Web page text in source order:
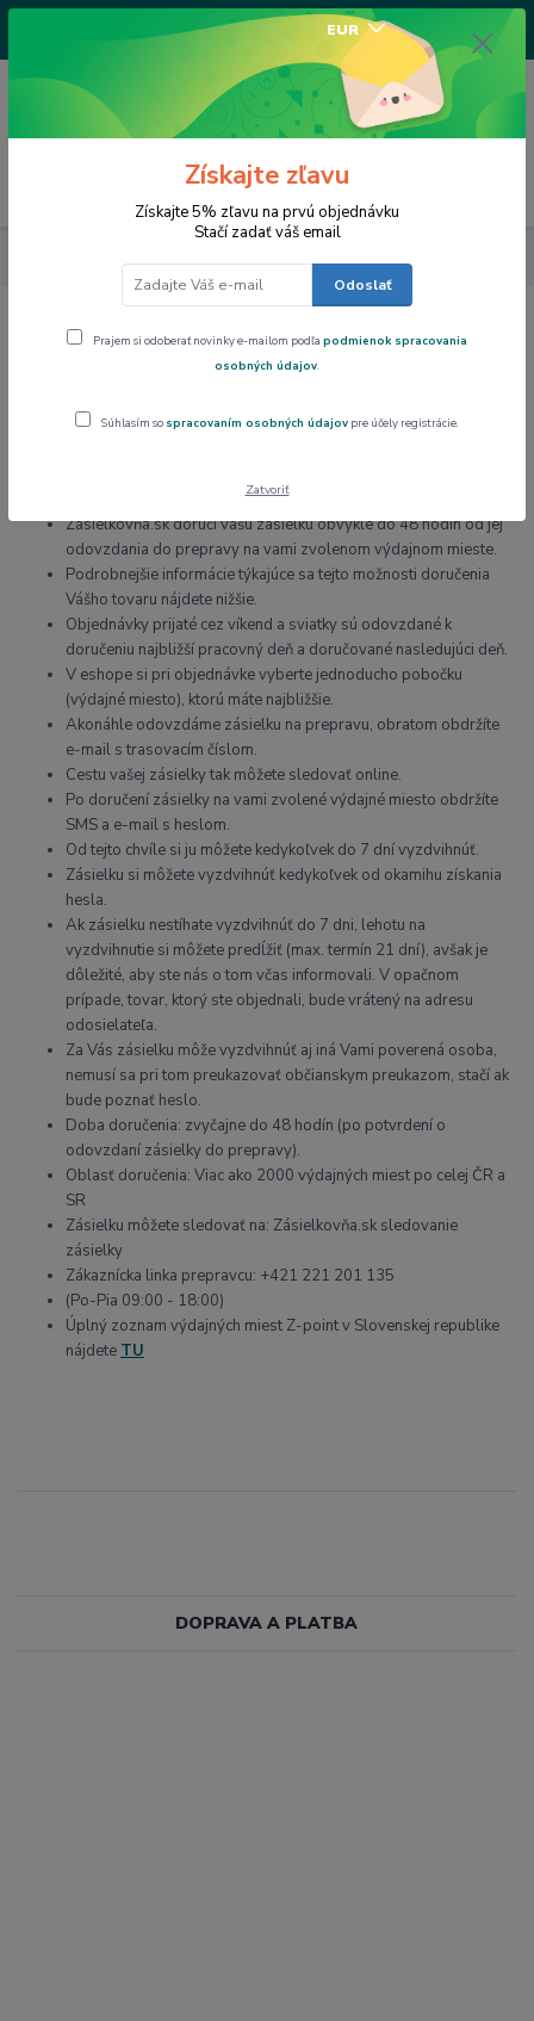
EUR
/Po-Pi 9-17 hod/
0,00 EUR
ZÁSIELKOVŇA
DOPRAVA A PLATBA
ZÁSIELKOVŇA
ZASIELKOVŇA SK (PACKETA)
Najlacnejší spôsob zaslania tovaru
Zásielkovňa.sk doručí vašu zásielku obvykle do 48 hodín od jej
odovzdania do prepravy na vami zvolenom výdajnom mieste.
Podrobnejšie informácie týkajúce sa tejto možnosti doručenia
Vášho tovaru nájdete nižšie.
Objednávky prijaté cez víkend a sviatky sú odovzdané k
doručeniu najbližší pracovný deň a doručované nasledujúci deň.
V eshope si pri objednávke vyberte jednoducho pobočku
(výdajné miesto), ktorú máte najbližšie.
Akonáhle odovzdáme zásielku na prepravu, obratom obdržíte
e-mail s trasovacím číslom.
Cestu vašej zásielky tak môžete sledovať online.
Po doručení zásielky na vami zvolené výdajné miesto obdržíte
SMS a e-mail s heslom.
Od tejto chvíle si ju môžete kedykoľvek do 7 dní vyzdvihnúť.
Zásielku si môžete vyzdvihnúť kedykoľvek od okamihu získania
hesla.
Ak zásielku nestíhate vyzdvihnúť do 7 dni, lehotu na
vyzdvihnutie si môžete predĺžiť (max. termín 21 dní), avšak je
dôležité, aby ste nás o tom včas informovali. V opačnom
prípade, tovar, ktorý ste objednali, bude vrátený na adresu
odosielateľa.
Za Vás zásielku môže vyzdvihnúť aj iná Vami poverená osoba,
nemusí sa pri tom preukazovať občianskym preukazom, stačí ak
bude poznať heslo.
Doba doručenia: zvyčajne do 48 hodín (po potvrdení o
odovzdaní zásielky do prepravy).
Oblasť doručenia: Viac ako 2000 výdajných miest po celej ČR a
SR
Zásielku môžete sledovať na: Zásielkovňa.sk sledovanie
zásielky
Zákaznícka linka prepravcu: +421 221 201 135
(Po-Pia 09:00 - 18:00)
Úplný zoznam výdajných miest Z-point v Slovenskej republike
nájdete TU
Získajte zľavu
Získajte 5% zľavu na prvú objednávku
Stačí zadať váš email
Odoslať
Prajem si odoberať novinky e-mailom podľa podmienok spracovania
osobných údajov.
Súhlasím so spracovaním osobných údajov pre účely registrácie.
Zatvoriť